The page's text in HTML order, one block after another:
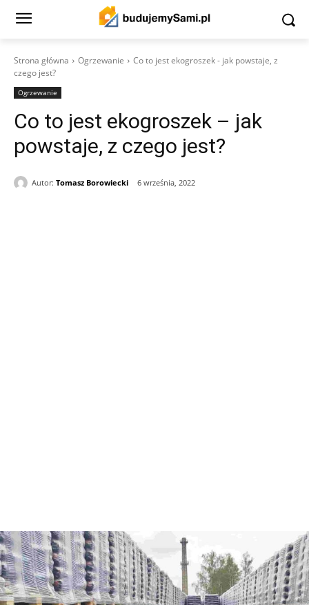
Strona główna Ogrzewanie
Co to jest ekogroszek - jak powstaje, z
czego jest?
Ogrzewanie
Co to jest ekogroszek – jak
powstaje, z czego jest?
Autor: Tomasz Borowiecki 6 września, 2022